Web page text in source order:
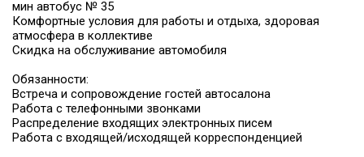
мин автобус № 35
Комфортные условия для работы и отдыха, здоровая
атмосфера в коллективе
Скидка на обслуживание автомобиля
Обязанности:
Встреча и сопровождение гостей автосалона
Работа с телефонными звонками
Распределение входящих электронных писем
Работа с входящей/исходящей корреспонденцией